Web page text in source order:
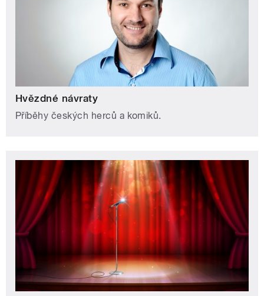
Hvězdné návraty
Příběhy českých herců a komiků.